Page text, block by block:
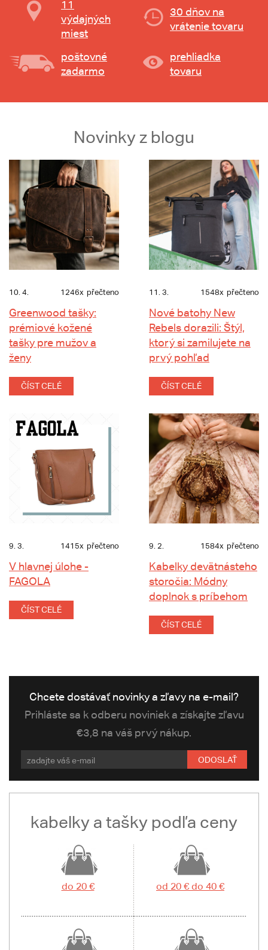
11
výdajných
miest
30 dňov na
vrátenie tovaru
poštovné
zadarmo
prehliadka
tovaru
Novinky z blogu
10. 4. 1246x přečteno
Greenwood tašky:
prémiové kožené
tašky pre mužov a
ženy
ČÍST CELÉ
11. 3. 1548x přečteno
Nové batohy New
Rebels dorazili: Štýl,
ktorý si zamilujete na
prvý pohľad
ČÍST CELÉ
9. 3. 1415x přečteno
V hlavnej úlohe -
FAGOLA
ČÍST CELÉ
9. 2. 1584x přečteno
Kabelky devätnásteho
storočia: Módny
doplnok s príbehom
ČÍST CELÉ
Chcete dostávať novinky a zľavy na e-mail?
Prihláste sa k odberu noviniek a získajte zľavu
€3,8 na váš prvý nákup.
ODOSLAŤ
kabelky a tašky podľa ceny
do 20 € od 20 € do 40 €